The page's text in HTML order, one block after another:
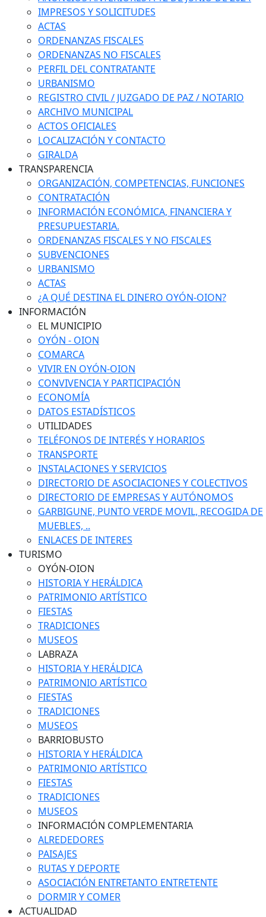
IMPRESOS Y SOLICITUDES
ACTAS
ORDENANZAS FISCALES
ORDENANZAS NO FISCALES
PERFIL DEL CONTRATANTE
URBANISMO
REGISTRO CIVIL / JUZGADO DE PAZ / NOTARIO
ARCHIVO MUNICIPAL
ACTOS OFICIALES
LOCALIZACIÓN Y CONTACTO
GIRALDA
TRANSPARENCIA
ORGANIZACIÓN, COMPETENCIAS, FUNCIONES
CONTRATACIÓN
INFORMACIÓN ECONÓMICA, FINANCIERA Y
PRESUPUESTARIA.
ORDENANZAS FISCALES Y NO FISCALES
SUBVENCIONES
URBANISMO
ACTAS
¿A QUÉ DESTINA EL DINERO OYÓN-OION?
INFORMACIÓN
EL MUNICIPIO
OYÓN - OION
COMARCA
VIVIR EN OYÓN-OION
CONVIVENCIA Y PARTICIPACIÓN
ECONOMÍA
DATOS ESTADÍSTICOS
UTILIDADES
TELÉFONOS DE INTERÉS Y HORARIOS
TRANSPORTE
INSTALACIONES Y SERVICIOS
DIRECTORIO DE ASOCIACIONES Y COLECTIVOS
DIRECTORIO DE EMPRESAS Y AUTÓNOMOS
GARBIGUNE, PUNTO VERDE MOVIL, RECOGIDA DE
MUEBLES, ..
ENLACES DE INTERES
TURISMO
OYÓN-OION
HISTORIA Y HERÁLDICA
PATRIMONIO ARTÍSTICO
FIESTAS
TRADICIONES
MUSEOS
LABRAZA
HISTORIA Y HERÁLDICA
PATRIMONIO ARTÍSTICO
FIESTAS
TRADICIONES
MUSEOS
BARRIOBUSTO
HISTORIA Y HERÁLDICA
PATRIMONIO ARTÍSTICO
FIESTAS
TRADICIONES
MUSEOS
INFORMACIÓN COMPLEMENTARIA
ALREDEDORES
PAISAJES
RUTAS Y DEPORTE
ASOCIACIÓN ENTRETANTO ENTRETENTE
DORMIR Y COMER
ACTUALIDAD